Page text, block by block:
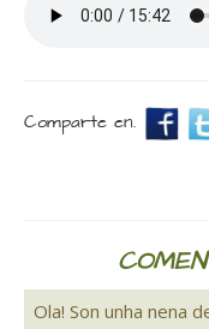
Comparte en.
Ola! Son unha nena